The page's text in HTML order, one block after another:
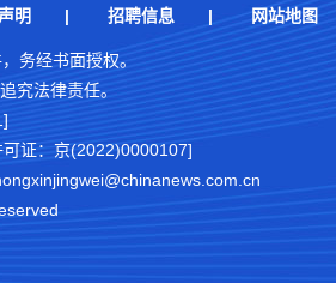
明 | 招聘信息 | 网站地图
务经书面授权。
究法律责任。
证：京(2022)0000107]